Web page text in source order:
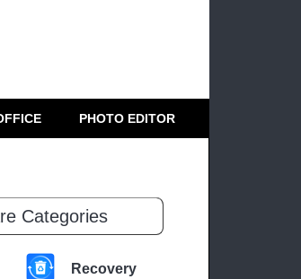
PHOTO EDITOR
Categories
Recovery